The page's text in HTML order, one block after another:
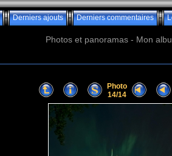
Derniers ajouts Derniers commentaires
Photos et panoramas - Mon
Photo
14/14